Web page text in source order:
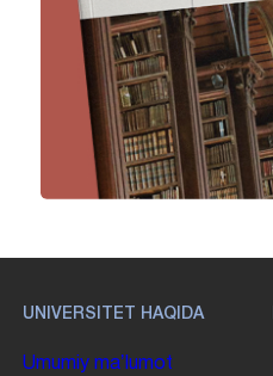
UNIVERSITET HAQIDA
Umumiy maʼlumot